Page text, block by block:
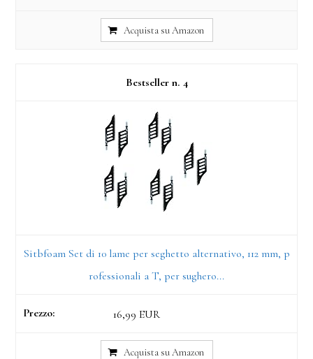
Acquista su Amazon
4
Sitbfoam Set di 10 lame per seghetto alternativo, 112 mm, p
rofessionali a T, per sughero...
16,99 EUR
Acquista su Amazon